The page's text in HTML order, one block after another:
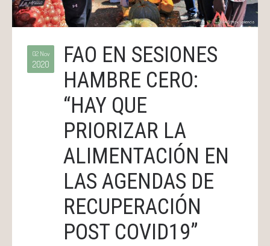
02 Nov
2020
FAO EN SESIONES
HAMBRE CERO:
“HAY QUE
PRIORIZAR LA
ALIMENTACIÓN EN
LAS AGENDAS DE
RECUPERACIÓN
POST COVID19”